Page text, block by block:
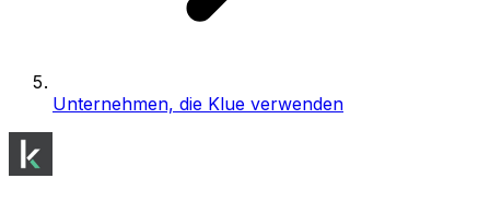
Unternehmen, die Klue verwenden